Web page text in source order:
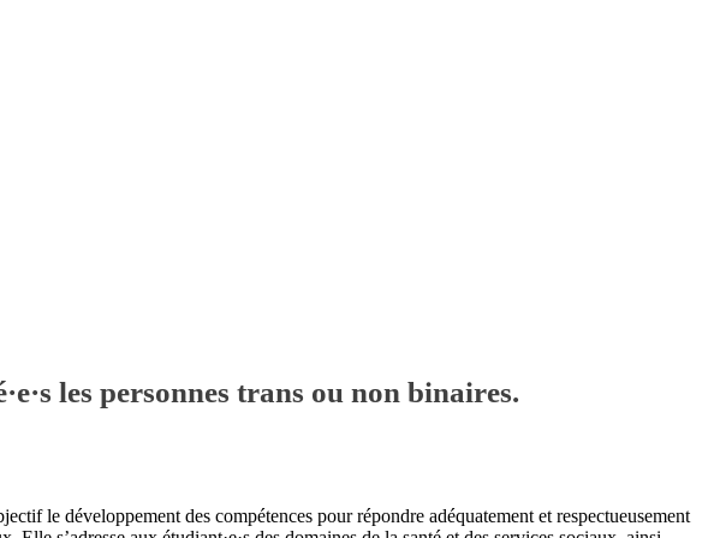
les personnes trans ou non binaires.
le développement des compétences pour répondre adéquatement et respectueusement